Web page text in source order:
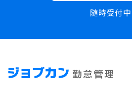
随時受付中